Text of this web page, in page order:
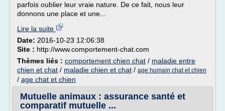
parfois oublier leur vraie nature. De ce fait, nous leur
donnons une place et une...
Lire la suite
Date: 2016-10-23 12:06:38
Site : http://www.comportement-chat.com
Thèmes liés : comportement chien chat / maladie entre
chien et chat / maladie chien et chat / age humain chat et chien
/ age chat et chien
Mutuelle animaux : assurance santé et
comparatif mutuelle ...